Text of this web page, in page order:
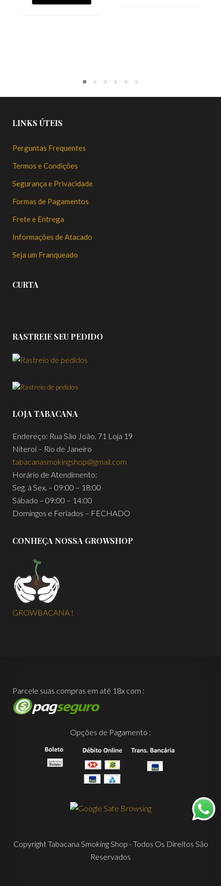
LINKS ÚTEIS
Perguntas Frequentes
Termos e Condições
Segurança e Privacidade
Formas de Pagamentos
Frete e Entrega
Informações de Atacado
Seja um Franqueado
CURTA
RASTREIE SEU PEDIDO
LOJA TABACANA
Endereço: Rua São João, 71 Loja 19
Niteroi – Rio de Janeiro
tabacanasmokingshop@gmail.com
Horário de Atendimento:
Seg. à Sex. – 09:00 – 18:00
Sábado – 09:00 – 14:00
Domingos e Feriados – FECHADO
CONHEÇA NOSSA GROWSHOP
GROWBACANA !
Parcele suas compras em até 18x com :
Opções de Pagamento :
Copyright Tabacana Smoking Shop - Todos Os Direitos São
Reservados